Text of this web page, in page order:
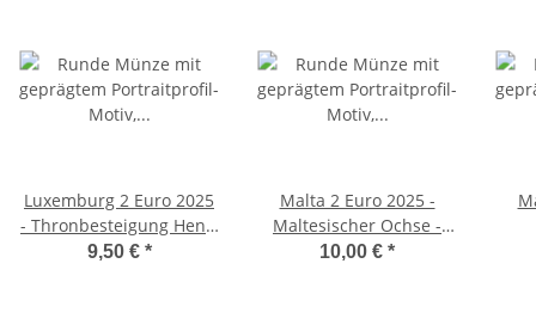
Luxemburg 2 Euro 2025
- Thronbesteigung Henri
- unc.
9,50 € *
Malta 2 Euro 2025 -
Maltesischer Ochse -
unc
10,00 € *